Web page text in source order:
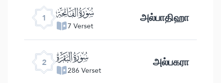
1 ﮍ
7 Verset அல்பாதிஹா
2 ﮎ
286 Verset அல்பகரா